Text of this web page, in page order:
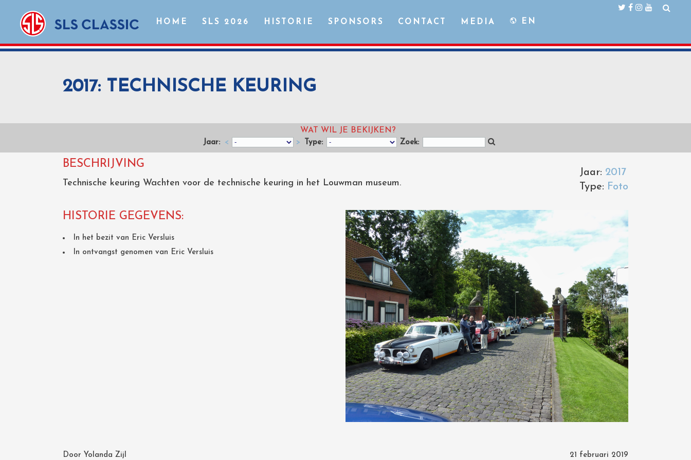
HOME SLS 2026 HISTORIE SPONSORS CONTACT MEDIA EN
2017: TECHNISCHE KEURING
WAT WIL JE BEKIJKEN?
Jaar: < > Type: Zoek:
Jaar: 2017
Type: Foto
BESCHRIJVING
Technische keuring Wachten voor de technische keuring in het Louwman museum.
HISTORIE GEGEVENS:
In het bezit van Eric Versluis
In ontvangst genomen van Eric Versluis
Door Yolanda Zijl 21 februari 2019